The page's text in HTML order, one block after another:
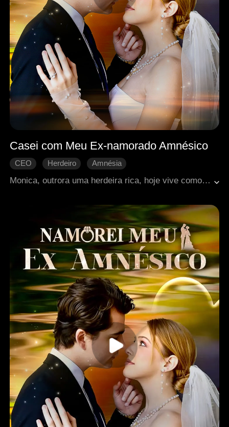
Casei com Meu Ex-namorado Amnésico
CEO Herdeiro
Amnésia
Monica, outrora uma herdeira rica, hoje vive como dona de um bar em Los Angeles. Há três anos, um acidente de carro tirou-lhe o noivo, Leon. Agora ameaçado de demolição, o bar a leva a negociar com o incorporador Albert — que ela descobre ser Leon, vivo, mas sem memória. Entre resistência, atração e sentimentos antigos, eles firmam um acordo de namoro por três meses, enquanto conspirações testam seu caminho até o verdadeiro amor.